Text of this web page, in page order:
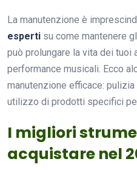
La manutenzione è
esperti su come mantenere
può prolungare la vita dei tuoi
performance musicali. Ecco
manutenzione efficace:
utilizzo di prodotti specifici
I migliori
acquistare nel